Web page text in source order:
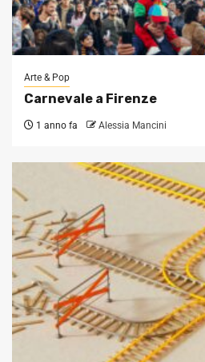
Arte & Pop
Carnevale a Firenze
1 anno fa Alessia Mancini